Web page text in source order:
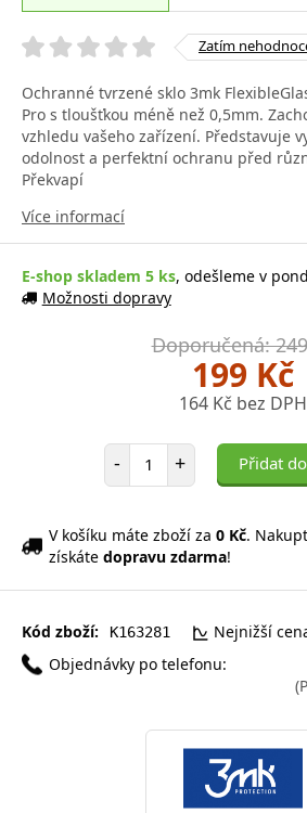
Zatím
Ochranné tvrzené sklo 3mk
Pro s tloušťkou méně než 0,5mm.
vzhledu vašeho zařízení. Představuje
odolnost a perfektní ochranu před
Překvapí
Více informací
E-shop skladem 5 ks, odešleme v
Možnosti dopravy
Doporučená:
199 Kč
164 Kč bez DPH
- Počet položek
+ Přidat
V košíku máte zboží za 0 Kč.
získáte dopravu zdarma!
Kód zboží: K163281
Nejnižší
Objednávky po telefonu: